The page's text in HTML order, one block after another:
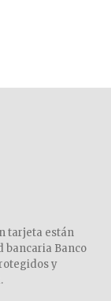
tarjeta están
bancaria Banco
y